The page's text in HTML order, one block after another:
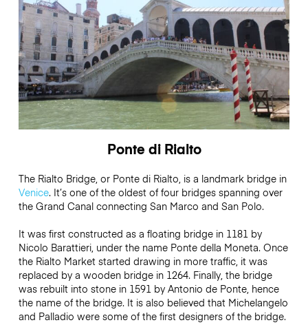
Ponte di Rialto
The Rialto Bridge, or Ponte di Rialto, is a landmark bridge in
Venice. It’s one of the oldest of four bridges spanning over
the Grand Canal connecting San Marco and San Polo.
It was first constructed as a floating bridge in 1181 by
Nicolo Barattieri, under the name Ponte della Moneta. Once
the Rialto Market started drawing in more traffic, it was
replaced by a wooden bridge in 1264. Finally, the bridge
was rebuilt into stone in 1591 by Antonio de Ponte, hence
the name of the bridge. It is also believed that Michelangelo
and Palladio were some of the first designers of the bridge.